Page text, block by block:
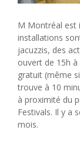
M Montréal est
installations
jacuzzis, des
ouvert de 15h
gratuit (même
trouve à 10
à proximité du
Festivals. Il y a
mois.